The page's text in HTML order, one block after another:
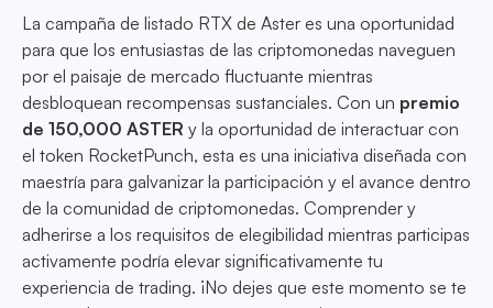
La campaña de listado RTX de Aster es una oportunidad
para que los entusiastas de las criptomonedas naveguen
por el paisaje de mercado fluctuante mientras
desbloquean recompensas sustanciales. Con un premio
de 150,000 ASTER y la oportunidad de interactuar con
el token RocketPunch, esta es una iniciativa diseñada con
maestría para galvanizar la participación y el avance dentro
de la comunidad de criptomonedas. Comprender y
adherirse a los requisitos de elegibilidad mientras participas
activamente podría elevar significativamente tu
experiencia de trading. ¡No dejes que este momento se te